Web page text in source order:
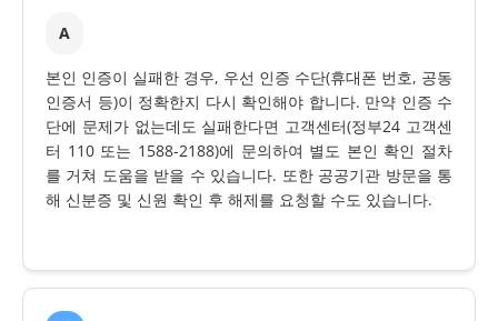
A
본인 인증이 실패한 경우, 우선 인증 수단(휴대폰 번호, 공동
인증서 등)이 정확한지 다시 확인해야 합니다. 만약 인증 수
단에 문제가 없는데도 실패한다면 고객센터(정부24 고객센
터 110 또는 1588-2188)에 문의하여 별도 본인 확인 절차
를 거쳐 도움을 받을 수 있습니다. 또한 공공기관 방문을 통
해 신분증 및 신원 확인 후 해제를 요청할 수도 있습니다.